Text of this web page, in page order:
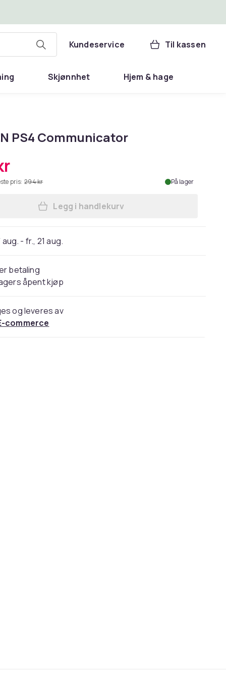
Kundeservice Til kassen
Skjønnhet Hjem & hage
PS4 Communicator
pris: 294 kr På lager
Legg NACON PS4 Communicator i
Legg i handlekurv
aug. - fr., 21 aug.
betaling
åpent kjøp
og leveres av
commerce